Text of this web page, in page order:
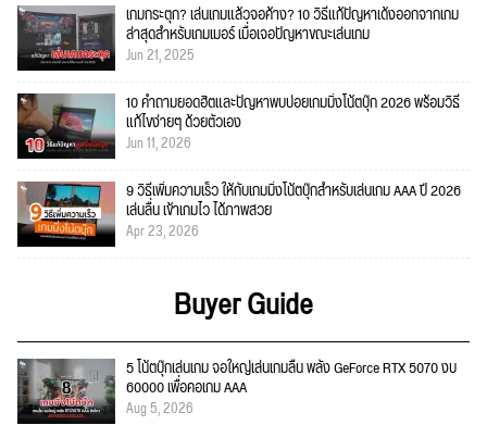
เกมกระตุก? เล่นเกมแล้วจอค้าง? 10 วิธีแก้ปัญหาเด้งออกจากเกม
ล่าสุดสำหรับเกมเมอร์ เมื่อเจอปัญหาขณะเล่นเกม
Jun 21, 2025
10 คำถามยอดฮิตและปัญหาพบบ่อยเกมมิ่งโน้ตบุ๊ก 2026 พร้อมวิธี
แก้ไขง่ายๆ ด้วยตัวเอง
Jun 11, 2026
9 วิธีเพิ่มความเร็ว ให้กับเกมมิ่งโน้ตบุ๊กสำหรับเล่นเกม AAA ปี 2026
เล่นลื่น เข้าเกมไว ได้ภาพสวย
Apr 23, 2026
Buyer Guide
5 โน้ตบุ๊กเล่นเกม จอใหญ่เล่นเกมลื่น พลัง GeForce RTX 5070 งบ
60000 เพื่อคอเกม AAA
Aug 5, 2026